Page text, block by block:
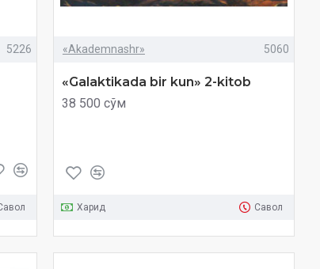
5226 «Akademnashr» 5060
«Galaktikada bir kun» 2-kitob
38 500 сўм
Харид Савол